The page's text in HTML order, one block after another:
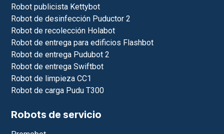
Robot publicista Kettybot
Robot de desinfección Puductor 2
Robot de recolección Holabot
Robot de entrega para edificios Flashbot
Robot de entrega Pudubot 2
Robot de entrega Swiftbot
Robot de limpieza CC1
Robot de carga Pudu T300
Robots de servicio